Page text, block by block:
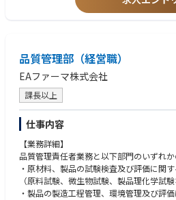
薬事品質保証部（16名）は、薬事チーム
当社のミッションである、「私たちの住
潔、より安全な場所にするために」を念頭
最新の研究、開発、製造に関連する顧客
医薬品研究など、様々な分野に貢献するこ
製品の品質に関わる業務全般に広く携わり
ら頼りにされる、やり甲斐のある仕事です。
また、部内コミュニケーションを取りやす
ード感を持って業務を進めることができま
中途入社者も多く、グループ内異動も希
った働き方やスキルアップが可能な環境。
■育児・介護等と仕事の両立を行いやす
クアレンジメント」として、コアタイム
・機械安全に関する知識、PSE（電気用
・メーカー本社で品質保証スタッフ経験
指導経験、SOP作成経験）がある方
・ISOの基礎知識のある方
品質管理部（経営職）
EAファーマ株式会社
課長以上
仕事内容
【業務詳細】
品質管理責任者業務と以下部門のいずれ
・原材料、製品の試験検査及び評価に関す
（原料試験、微生物試験、製品理化学試験
・製品の製造工程管理、環境管理及び評